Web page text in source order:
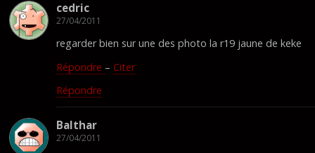
cedric
27/04/2011
regarder bien sur une des photo la r19 jaune de keke
Répondre – Citer
Répondre
Balthar
27/04/2011